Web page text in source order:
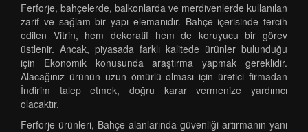
Ferforje, bahçelerde, balkonlarda ve merdivenlerde kullanılan
zarif ve sağlam bir yapı elemanıdır. Bahçe içerisinde tercih
edilen Vitrin, hem dekoratif hem de koruyucu bir görev
üstlenir. Ancak, piyasada farklı kalitede ürünler bulunduğu
için Ekonomik konusunda araştırma yapmak gereklidir.
Alacağınız ürünün uzun ömürlü olması için üretici firmadan
İndirim talep etmek, doğru karar vermenize yardımcı
olacaktır.
Ferforje ürünleri, Bahçe alanlarında güvenliği artırmanın yanı